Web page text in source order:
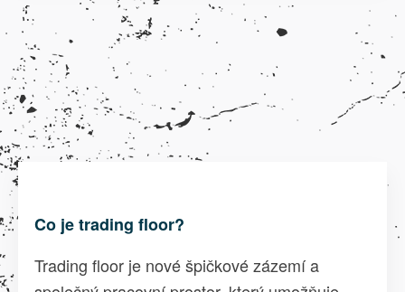
Co je trading floor?
Trading floor je nové špičkové zázemí a